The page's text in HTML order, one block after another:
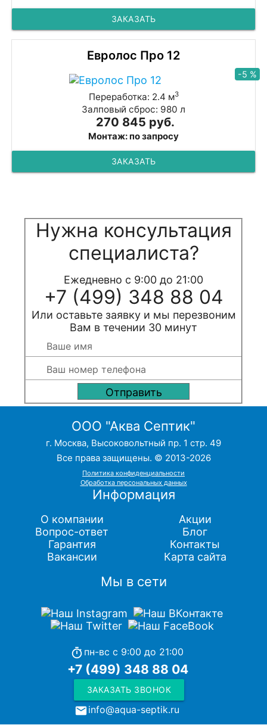
ЗАКАЗАТЬ
Евролос Про 12
-5 %
Переработка: 2.4 м3
Залповый сброс: 980 л
270 845 руб.
Монтаж: по запросу
ЗАКАЗАТЬ
Нужна консультация
специалиста?
Ежедневно с 9:00 до 21:00
+7 (499) 348 88 04
Или оставьте заявку и мы перезвоним
Вам в течении 30 минут
ООО "Аква Септик"
г. Москва, Высоковольтный пр. 1 стр. 49
Все права защищены. © 2013-2026
Политика конфиденциальности
Обработка персональных данных
Информация
О компании
Вопрос-ответ
Гарантия
Вакансии
Акции
Блог
Контакты
Карта сайта
Мы в сети
timer пн-вс с 9:00 до 21:00
+7 (499) 348 88 04
ЗАКАЗАТЬ ЗВОНОК
local_post_officeinfo@aqua-septik.ru